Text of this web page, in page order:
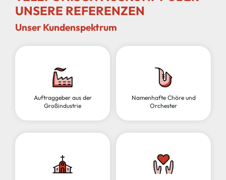
UNSERE REFERENZEN
Unser Kundenspektrum
Auftraggeber aus der
Großindustrie
Namenhafte Chöre und
Orchester